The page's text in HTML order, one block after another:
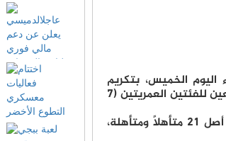
الخميس، بتكريم
الفائزين بمسابقة "16 قبل 16 " للعام 2025، التي تنظمها المكتبة للأطفال واليافعين للفئتين العمريتين (7
ووفق بيان صحفي صادر عن المؤسسة، تم اختيار ستة فائزين في هذه الدورة من أصل 21 متأهلاً ومتأهلة،